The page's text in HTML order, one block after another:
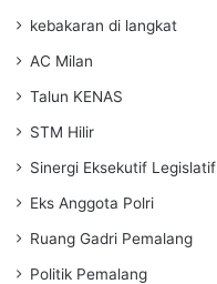
kebakaran di langkat
AC Milan
Talun KENAS
STM Hilir
Sinergi Eksekutif Legislatif
Eks Anggota Polri
Ruang Gadri Pemalang
Politik Pemalang